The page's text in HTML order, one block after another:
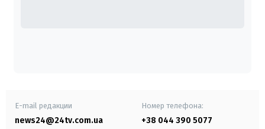
E-mail редакции
news24@24tv.com.ua
Номер телефона:
+38 044 390 5077